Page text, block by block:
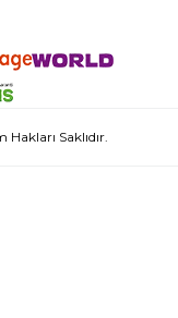
Hakları Saklıdır.